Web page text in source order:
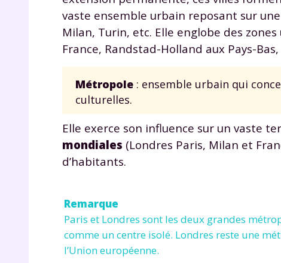
vaste ensemble urbain reposant sur
Milan, Turin, etc. Elle englobe des
France, Randstad-Holland aux Pays-
Métropole : ensemble urbain qui
culturelles.
Elle exerce son influence sur un vaste
mondiales (Londres Paris, Milan et
d’habitants.
Remarque
Paris et Londres sont les deux grandes
comme un centre isolé. Londres reste une
l’Union européenne.